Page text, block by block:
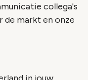
collega's
de markt en onze